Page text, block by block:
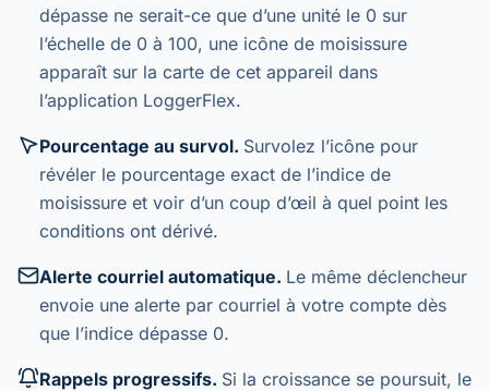
dépasse ne serait-ce que d’une unité le 0 sur
l’échelle de 0 à 100, une icône de moisissure
apparaît sur la carte de cet appareil dans
l’application LoggerFlex.
Pourcentage au survol. Survolez l’icône pour
révéler le pourcentage exact de l’indice de
moisissure et voir d’un coup d’œil à quel point les
conditions ont dérivé.
Alerte courriel automatique. Le même déclencheur
envoie une alerte par courriel à votre compte dès
que l’indice dépasse 0.
Rappels progressifs. Si la croissance se poursuit, le